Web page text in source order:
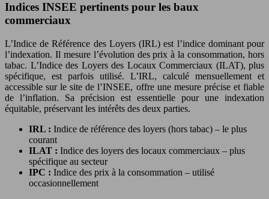
Indices INSEE pertinents pour les baux
commerciaux
L’Indice de Référence des Loyers (IRL) est l’indice dominant pour
l’indexation. Il mesure l’évolution des prix à la consommation, hors
tabac. L’Indice des Loyers des Locaux Commerciaux (ILAT), plus
spécifique, est parfois utilisé. L’IRL, calculé mensuellement et
accessible sur le site de l’INSEE, offre une mesure précise et fiable
de l’inflation. Sa précision est essentielle pour une indexation
équitable, préservant les intérêts des deux parties.
IRL : Indice de référence des loyers (hors tabac) – le plus
courant
ILAT : Indice des loyers des locaux commerciaux – plus
spécifique au secteur
IPC : Indice des prix à la consommation – utilisé
occasionnellement